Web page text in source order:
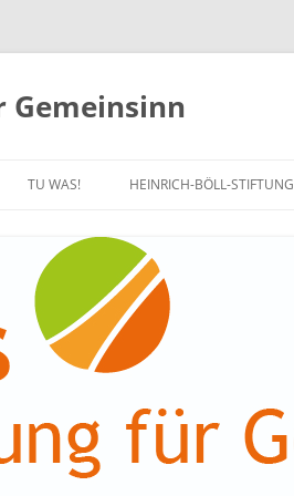
Gemeinsinn
TU WAS! HEINRICH-BÖLL-STIFTUNG